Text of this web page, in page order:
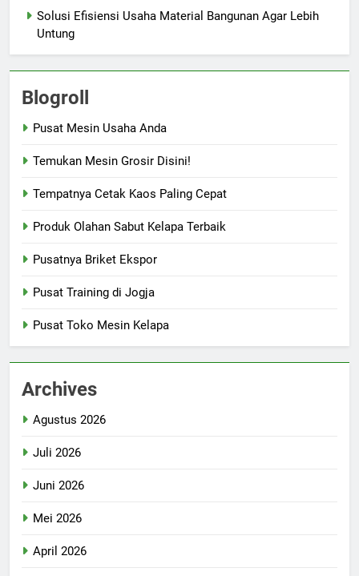
Solusi Efisiensi Usaha Material Bangunan Agar Lebih
Untung
Blogroll
Pusat Mesin Usaha Anda
Temukan Mesin Grosir Disini!
Tempatnya Cetak Kaos Paling Cepat
Produk Olahan Sabut Kelapa Terbaik
Pusatnya Briket Ekspor
Pusat Training di Jogja
Pusat Toko Mesin Kelapa
Archives
Agustus 2026
Juli 2026
Juni 2026
Mei 2026
April 2026